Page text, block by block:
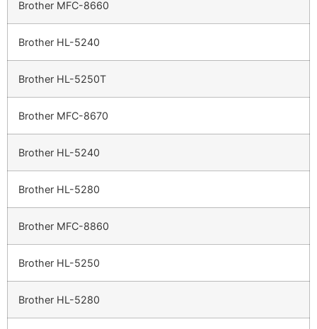
Brother MFC-8660
Brother HL-5240
Brother HL-5250T
Brother MFC-8670
Brother HL-5240
Brother HL-5280
Brother MFC-8860
Brother HL-5250
Brother HL-5280